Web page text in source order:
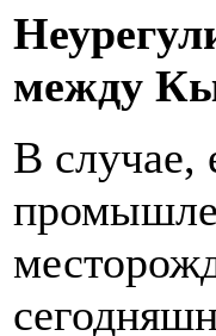
между
В случае,